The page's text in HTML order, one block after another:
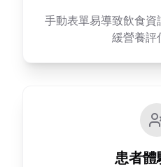
手動表單易導致飲食資
緩營養評
患者體